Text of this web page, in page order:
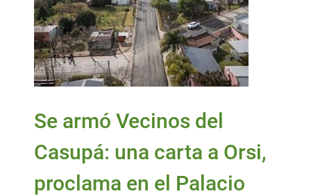
Se armó Vecinos del
Casupá: una carta a Orsi,
proclama en el Palacio